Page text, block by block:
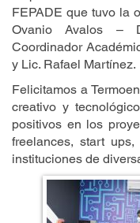
FEPADE que tuvo la
Ovanio Avalos –
Coordinador
y Lic. Rafael Martínez.
Felicitamos a
creativo y
positivos en los
freelances, start
instituciones de